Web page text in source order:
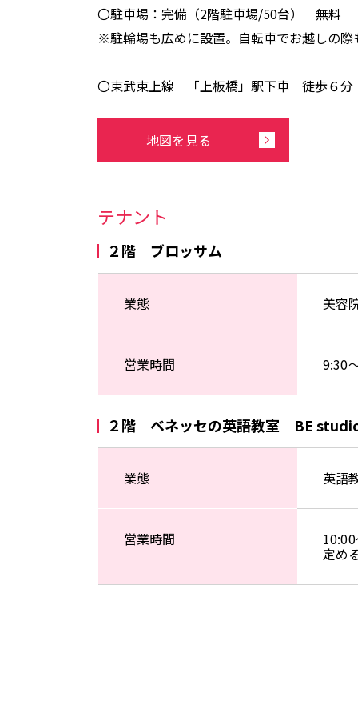
〇駐車場：完備（2階駐車場/50台） 無料
※駐輪場も広めに設置。自転車でお越しの
〇東武東上線 「上板橋」駅下車 徒歩６分
地図を見る
テナント
２階 ブロッサム
業態 美容
営業時間 9:30
２階 ベネッセの英語教室 BE
業態 英語
営業時間
定め